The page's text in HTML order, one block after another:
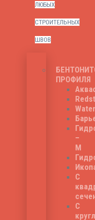
ЛЮБЫХ
СТРОИТЕЛЬНЫХ
ШВОВ
ПРОФИЛЯ
–
М
С
С